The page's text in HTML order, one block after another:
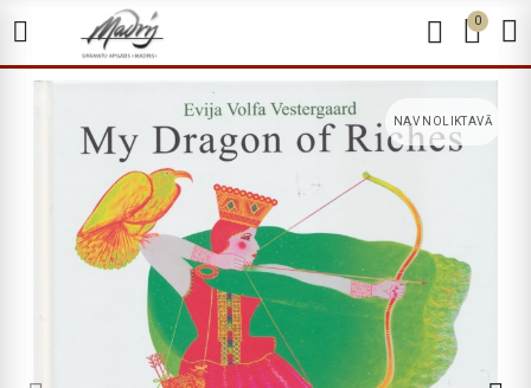
0
NAV NOLIKTAVĀ